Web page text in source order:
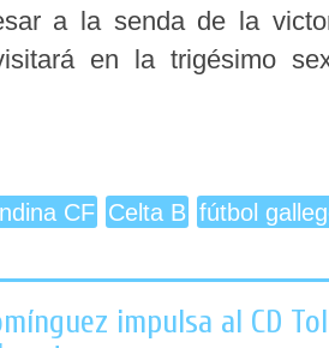
a la senda de la
en la trigésimo
CF Celta B fútbol
impulsa al CD